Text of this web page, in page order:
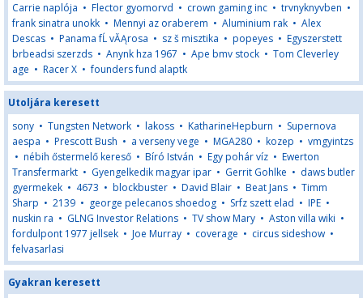
Carrie naplója • Flector gyomorvd • crown gaming inc • trvnyknyvben •
frank sinatra unokk • Mennyi az oraberem • Aluminium rak • Alex
Descas • Panama fĹ vĂĄrosa • sz š misztika • popeyes • Egyszerstett
brbeadsi szerzds • Anynk hza 1967 • Ape bmv stock • Tom Cleverley
age • Racer X •founders fund alaptk
Utoljára keresett
sony • Tungsten Network • lakoss • KatharineHepburn • Supernova
aespa • Prescott Bush • a verseny vege • MGA280 • kozep • vmgyintzs
• nébih őstermelő kereső • Bíró István • Egy pohár víz • Ewerton
Transfermarkt • Gyengelkedik magyar ipar • Gerrit Gohlke • daws butler
gyermekek • 4673 • blockbuster • David Blair • Beat Jans • Timm
Sharp • 2139 • george pelecanos shoedog • Srfz szett elad • IPE •
nuskin ra • GLNG Investor Relations • TV show Mary • Aston villa wiki •
fordulpont 1977 jellsek • Joe Murray • coverage • circus sideshow •
felvasarlasi
Gyakran keresett